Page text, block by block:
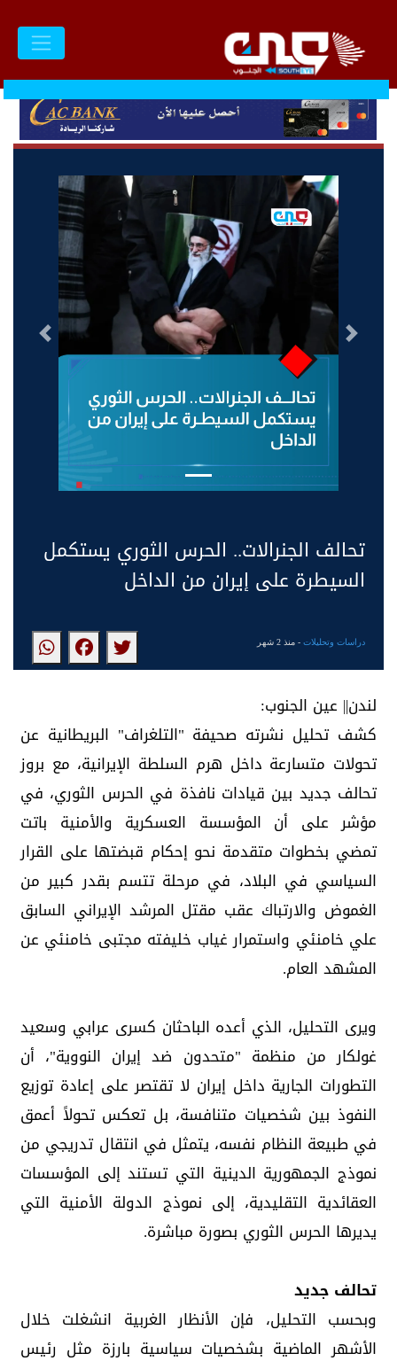
التالى السابق
تحالف الجنرالات.. الحرس الثوري يستكمل
السيطرة على إيران من الداخل
دراسات وتحليلات- منذ 2 شهر
لندن|| عين الجنوب:
كشف تحليل نشرته صحيفة "التلغراف" البريطانية عن
تحولات متسارعة داخل هرم السلطة الإيرانية، مع بروز
تحالف جديد بين قيادات نافذة في الحرس الثوري، في
مؤشر على أن المؤسسة العسكرية والأمنية باتت
تمضي بخطوات متقدمة نحو إحكام قبضتها على القرار
السياسي في البلاد، في مرحلة تتسم بقدر كبير من
الغموض والارتباك عقب مقتل المرشد الإيراني السابق
علي خامنئي واستمرار غياب خليفته مجتبى خامنئي عن
المشهد العام.
ويرى التحليل، الذي أعده الباحثان كسرى عرابي وسعيد
غولكار من منظمة "متحدون ضد إيران النووية"، أن
التطورات الجارية داخل إيران لا تقتصر على إعادة توزيع
النفوذ بين شخصيات متنافسة، بل تعكس تحولاً أعمق
في طبيعة النظام نفسه، يتمثل في انتقال تدريجي من
نموذج الجمهورية الدينية التي تستند إلى المؤسسات
العقائدية التقليدية، إلى نموذج الدولة الأمنية التي
يديرها الحرس الثوري بصورة مباشرة.
تحالف جديد
وبحسب التحليل، فإن الأنظار الغربية انشغلت خلال
الأشهر الماضية بشخصيات سياسية بارزة مثل رئيس